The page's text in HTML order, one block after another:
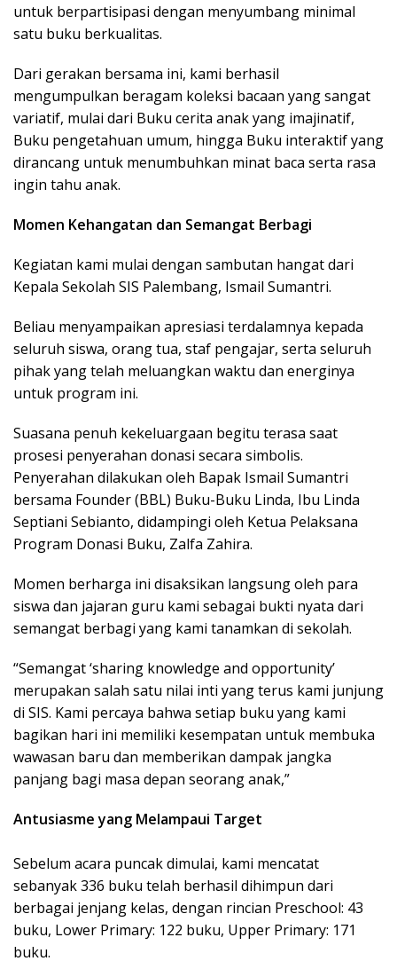
untuk berpartisipasi dengan menyumbang minimal
satu buku berkualitas.
Dari gerakan bersama ini, kami berhasil
mengumpulkan beragam koleksi bacaan yang sangat
variatif, mulai dari Buku cerita anak yang imajinatif,
Buku pengetahuan umum, hingga Buku interaktif yang
dirancang untuk menumbuhkan minat baca serta rasa
ingin tahu anak.
Momen Kehangatan dan Semangat Berbagi
Kegiatan kami mulai dengan sambutan hangat dari
Kepala Sekolah SIS Palembang, Ismail Sumantri.
Beliau menyampaikan apresiasi terdalamnya kepada
seluruh siswa, orang tua, staf pengajar, serta seluruh
pihak yang telah meluangkan waktu dan energinya
untuk program ini.
Suasana penuh kekeluargaan begitu terasa saat
prosesi penyerahan donasi secara simbolis.
Penyerahan dilakukan oleh Bapak Ismail Sumantri
bersama Founder (BBL) Buku-Buku Linda, Ibu Linda
Septiani Sebianto, didampingi oleh Ketua Pelaksana
Program Donasi Buku, Zalfa Zahira.
Momen berharga ini disaksikan langsung oleh para
siswa dan jajaran guru kami sebagai bukti nyata dari
semangat berbagi yang kami tanamkan di sekolah.
“Semangat ‘sharing knowledge and opportunity’
merupakan salah satu nilai inti yang terus kami junjung
di SIS. Kami percaya bahwa setiap buku yang kami
bagikan hari ini memiliki kesempatan untuk membuka
wawasan baru dan memberikan dampak jangka
panjang bagi masa depan seorang anak,”
Antusiasme yang Melampaui Target
Sebelum acara puncak dimulai, kami mencatat
sebanyak 336 buku telah berhasil dihimpun dari
berbagai jenjang kelas, dengan rincian Preschool: 43
buku, Lower Primary: 122 buku, Upper Primary: 171
buku.